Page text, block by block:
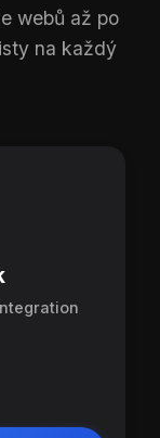
webů až po
na každý